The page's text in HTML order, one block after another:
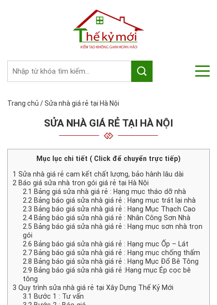
Trang chủ /Sửa nhà giá rẻ tại Hà Nội
SỬA NHÀ GIÁ RẺ TẠI HÀ NỘI
Mục lục chi tiết ( Click để chuyển trực tiếp)
1 Sửa nhà giá rẻ cam kết chất lượng, bảo hành lâu dài
2 Báo giá sửa nhà trọn gói giá rẻ tại Hà Nội
2.1 Bảng giá sửa nhà giá rẻ : Hạng mục tháo dỡ nhà
2.2 Bảng báo giá sửa nhà giá rẻ : Hạng mục trát lại nhà
2.3 Bảng báo giá sửa nhà giá rẻ : Hạng Mục Thạch Cao
2.4 Bảng báo giá sửa nhà giá rẻ : Nhân Công Sơn Nhà
2.5 Bảng báo giá sửa nhà giá rẻ : Hạng mục sơn nhà trọn
gói
2.6 Bảng báo giá sửa nhà giá rẻ : Hạng mục Ốp – Lát
2.7 Bảng báo giá sửa nhà giá rẻ : Hạng mục chống thấm
2.8 Bảng báo giá sửa nhà giá rẻ : Hạng Mục Đổ Bê Tông
2.9 Bảng báo giá sửa nhà giá rẻ :Hạng mục Ép cọc bê
tông
3 Quy trình sửa nhà giá rẻ tại Xây Dựng Thế Kỷ Mới
3.1 Bước 1 : Tư vấn